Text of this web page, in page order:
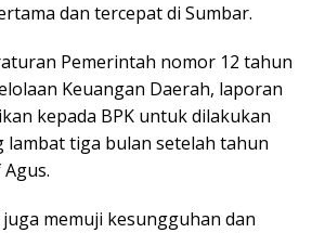
dan tercepat di Sumbar.
Pemerintah nomor 12 tahun
Keuangan Daerah, laporan
kepada BPK untuk dilakukan
lambat tiga bulan setelah tahun
memuji kesungguhan dan